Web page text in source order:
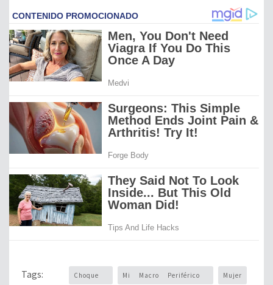
Tags: Choque Mi Macro Periférico Mujer